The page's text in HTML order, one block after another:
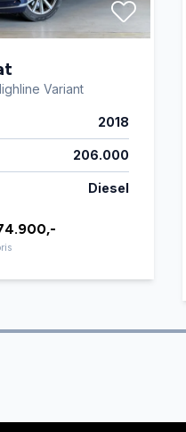
Variant
2018
206.000
Diesel